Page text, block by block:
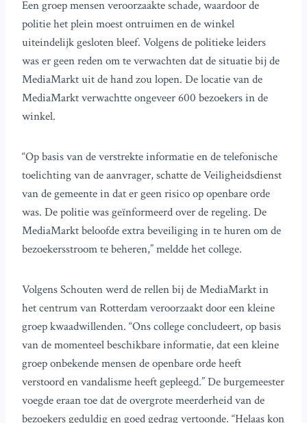
Een groep mensen veroorzaakte schade, waardoor de
politie het plein moest ontruimen en de winkel
uiteindelijk gesloten bleef. Volgens de politieke leiders
was er geen reden om te verwachten dat de situatie bij de
MediaMarkt uit de hand zou lopen. De locatie van de
MediaMarkt verwachtte ongeveer 600 bezoekers in de
winkel.
“Op basis van de verstrekte informatie en de telefonische
toelichting van de aanvrager, schatte de Veiligheidsdienst
van de gemeente in dat er geen risico op openbare orde
was. De politie was geïnformeerd over de regeling. De
MediaMarkt beloofde extra beveiliging in te huren om de
bezoekersstroom te beheren,” meldde het college.
Volgens Schouten werd de rellen bij de MediaMarkt in
het centrum van Rotterdam veroorzaakt door een kleine
groep kwaadwillenden. “Ons college concludeert, op basis
van de momenteel beschikbare informatie, dat een kleine
groep onbekende mensen de openbare orde heeft
verstoord en vandalisme heeft gepleegd.” De burgemeester
voegde eraan toe dat de overgrote meerderheid van de
bezoekers geduldig en goed gedrag vertoonde. “Helaas kon